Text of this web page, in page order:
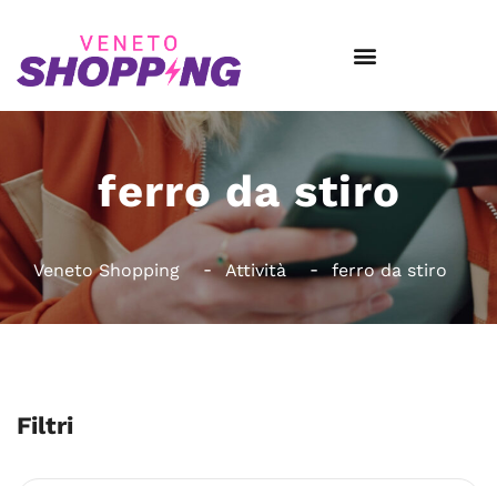
ferro da stiro
Veneto Shopping Attività ferro da stiro
Filtri